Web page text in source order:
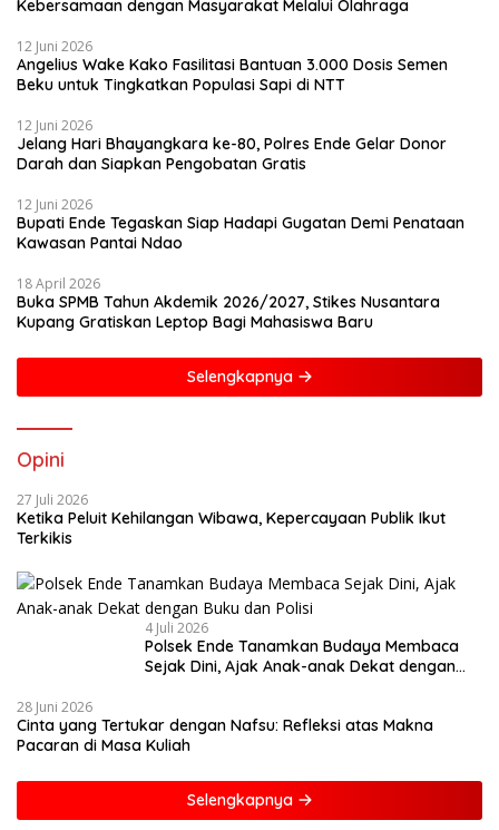
Kebersamaan dengan Masyarakat Melalui Olahraga
12 Juni 2026
Angelius Wake Kako Fasilitasi Bantuan 3.000 Dosis Semen
Beku untuk Tingkatkan Populasi Sapi di NTT
12 Juni 2026
Jelang Hari Bhayangkara ke-80, Polres Ende Gelar Donor
Darah dan Siapkan Pengobatan Gratis
12 Juni 2026
Bupati Ende Tegaskan Siap Hadapi Gugatan Demi Penataan
Kawasan Pantai Ndao
18 April 2026
Buka SPMB Tahun Akdemik 2026/2027, Stikes Nusantara
Kupang Gratiskan Leptop Bagi Mahasiswa Baru
Selengkapnya
Opini
27 Juli 2026
Ketika Peluit Kehilangan Wibawa, Kepercayaan Publik Ikut
Terkikis
4 Juli 2026
Polsek Ende Tanamkan Budaya Membaca
Sejak Dini, Ajak Anak-anak Dekat dengan
28 Juni 2026
Cinta yang Tertukar dengan Nafsu: Refleksi atas Makna
Pacaran di Masa Kuliah
Selengkapnya